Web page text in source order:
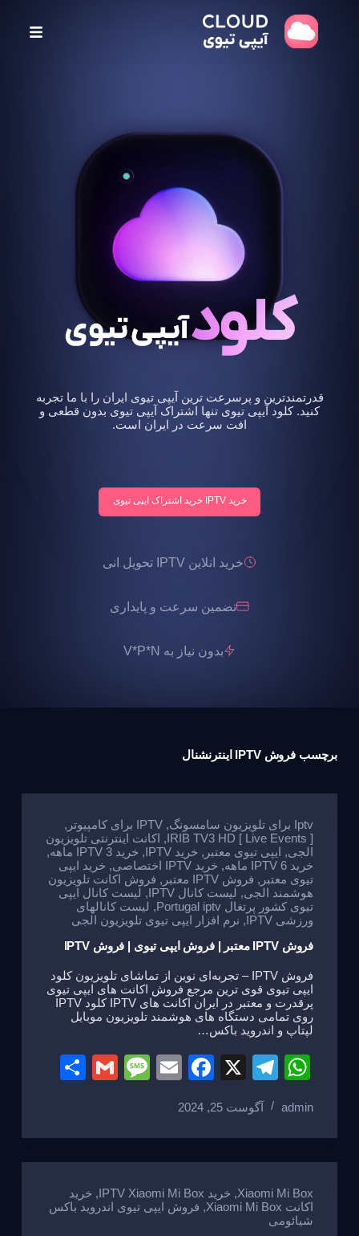
قدرتمندترین و پرسرعت ترین آیپی تیوی ایران را با ما تجربه
کنید. کلود آیپی تیوی تنها اشتراک آیپی تیوی بدون قطعی و
افت سرعت در ایران است.
خرید IPTV خرید اشتراک ایپی تیوی
خرید انلاین IPTV تحویل انی
تضمین سرعت و پایداری
بدون نیاز به V*P*N
برچسب فروش IPTV اینترنشنال
Iptv برای تلویزیون سامسونگ , IPTV برای کامپیوتر
,
IRIB TV3 HD [ Live Events ]
, اکانت اینترنتی تلویزیون
الجی, ایپی تیوی معتبر , خرید IPTV , خرید IPTV 3 ماهه
,
خرید IPTV 6 ماهه
, خرید IPTV اختصاصی , خرید ایپی
تیوی معتبر , فروش IPTV معتبر , فروش اکانت تلویزیون
هوشمند الجی, لیست کانال IPTV , لیست کانال ایپی
تیوی کشور پرتغال Portugal iptv
, لیست کانالهای
ورزشی IPTV
, نرم افزار ایپی تیوی تلویزیون الجی
فروش IPTV معتبر | فروش ایپی تیوی | فروش IPTV
فروش IPTV – تجربه‌ای نوین از تماشای تلویزیون کلود
ایپی تیوی قوی ترین مرجع فروش اکانت های ایپی تیوی
پرقدرت و معتبر در ایران اکانت های IPTV کلود IPTV
روی تمامی دستگاه های هوشمند تلویزیون موبایل
لپتاپ و اندروید باکس…
W
at
s
A
p
p
T
e
gr
a
m
X
F
c
e
b
o
o
E
M
a
g
e
G
e
admin آگوست 25, 2024
Xiaomi Mi Box
, خرید IPTV Xiaomi Mi Box , خرید
اکانت Xiaomi Mi Box
, فروش ایپی تیوی اندروید باکس
شیائومی